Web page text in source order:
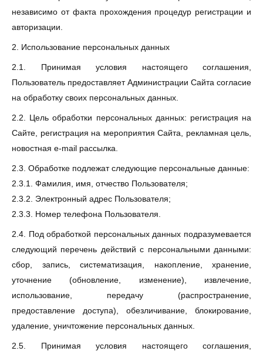
независимо от факта прохождения процедур регистрации и
авторизации.
2. Использование персональных данных
2.1. Принимая условия настоящего соглашения,
Пользователь предоставляет Администрации Сайта согласие
на обработку своих персональных данных.
2.2. Цель обработки персональных данных: регистрация на
Сайте, регистрация на мероприятия Сайта, рекламная цель,
новостная e-mail рассылка.
2.3. Обработке подлежат следующие персональные данные:
2.3.1. Фамилия, имя, отчество Пользователя;
2.3.2. Электронный адрес Пользователя;
2.3.3. Номер телефона Пользователя.
2.4. Под обработкой персональных данных подразумевается
следующий перечень действий с персональными данными:
сбор, запись, систематизация, накопление, хранение,
уточнение (обновление, изменение), извлечение,
использование, передачу (распространение,
предоставление доступа), обезличивание, блокирование,
удаление, уничтожение персональных данных.
2.5. Принимая условия настоящего соглашения,